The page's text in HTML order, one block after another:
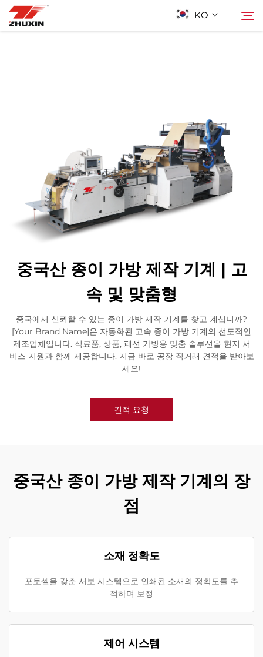
KO
연락하기
중국산 종이 가방 제작 기계 | 고
속 및 맞춤형
중국에서 신뢰할 수 있는 종이 가방 제작 기계를 찾고 계십니까?
[Your Brand Name]은 자동화된 고속 종이 가방 기계의 선도적인
제조업체입니다. 식료품, 상품, 패션 가방용 맞춤 솔루션을 현지 서
비스 지원과 함께 제공합니다. 지금 바로 공장 직거래 견적을 받아보
세요!
견적 요청
중국산 종이 가방 제작 기계의 장
점
소재 정확도
포토셀을 갖춘 서보 시스템으로 인쇄된 소재의 정확도를 추
적하며 보정
제어 시스템